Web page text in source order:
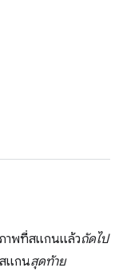
าพที่สแกนแล้วถัดไป
แกนสุดท้าย